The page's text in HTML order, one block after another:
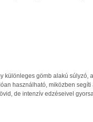
különleges gömb alakú súlyzó,
használható, miközben
de intenzív edzéseivel